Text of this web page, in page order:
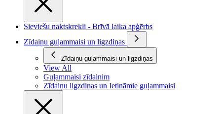
Sieviešu naktskrekli - Brīvā laika apģērbs
Zīdaiņu guļammaisi un ligzdiņas
Zīdaiņu guļammaisi un ligzdiņas
View All
Guļammaisi zīdainim
Zīdaiņu ligzdiņas un Ietināmie guļammaisi